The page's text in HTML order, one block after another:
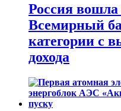
Россия
Всемирный
категории с
дохода